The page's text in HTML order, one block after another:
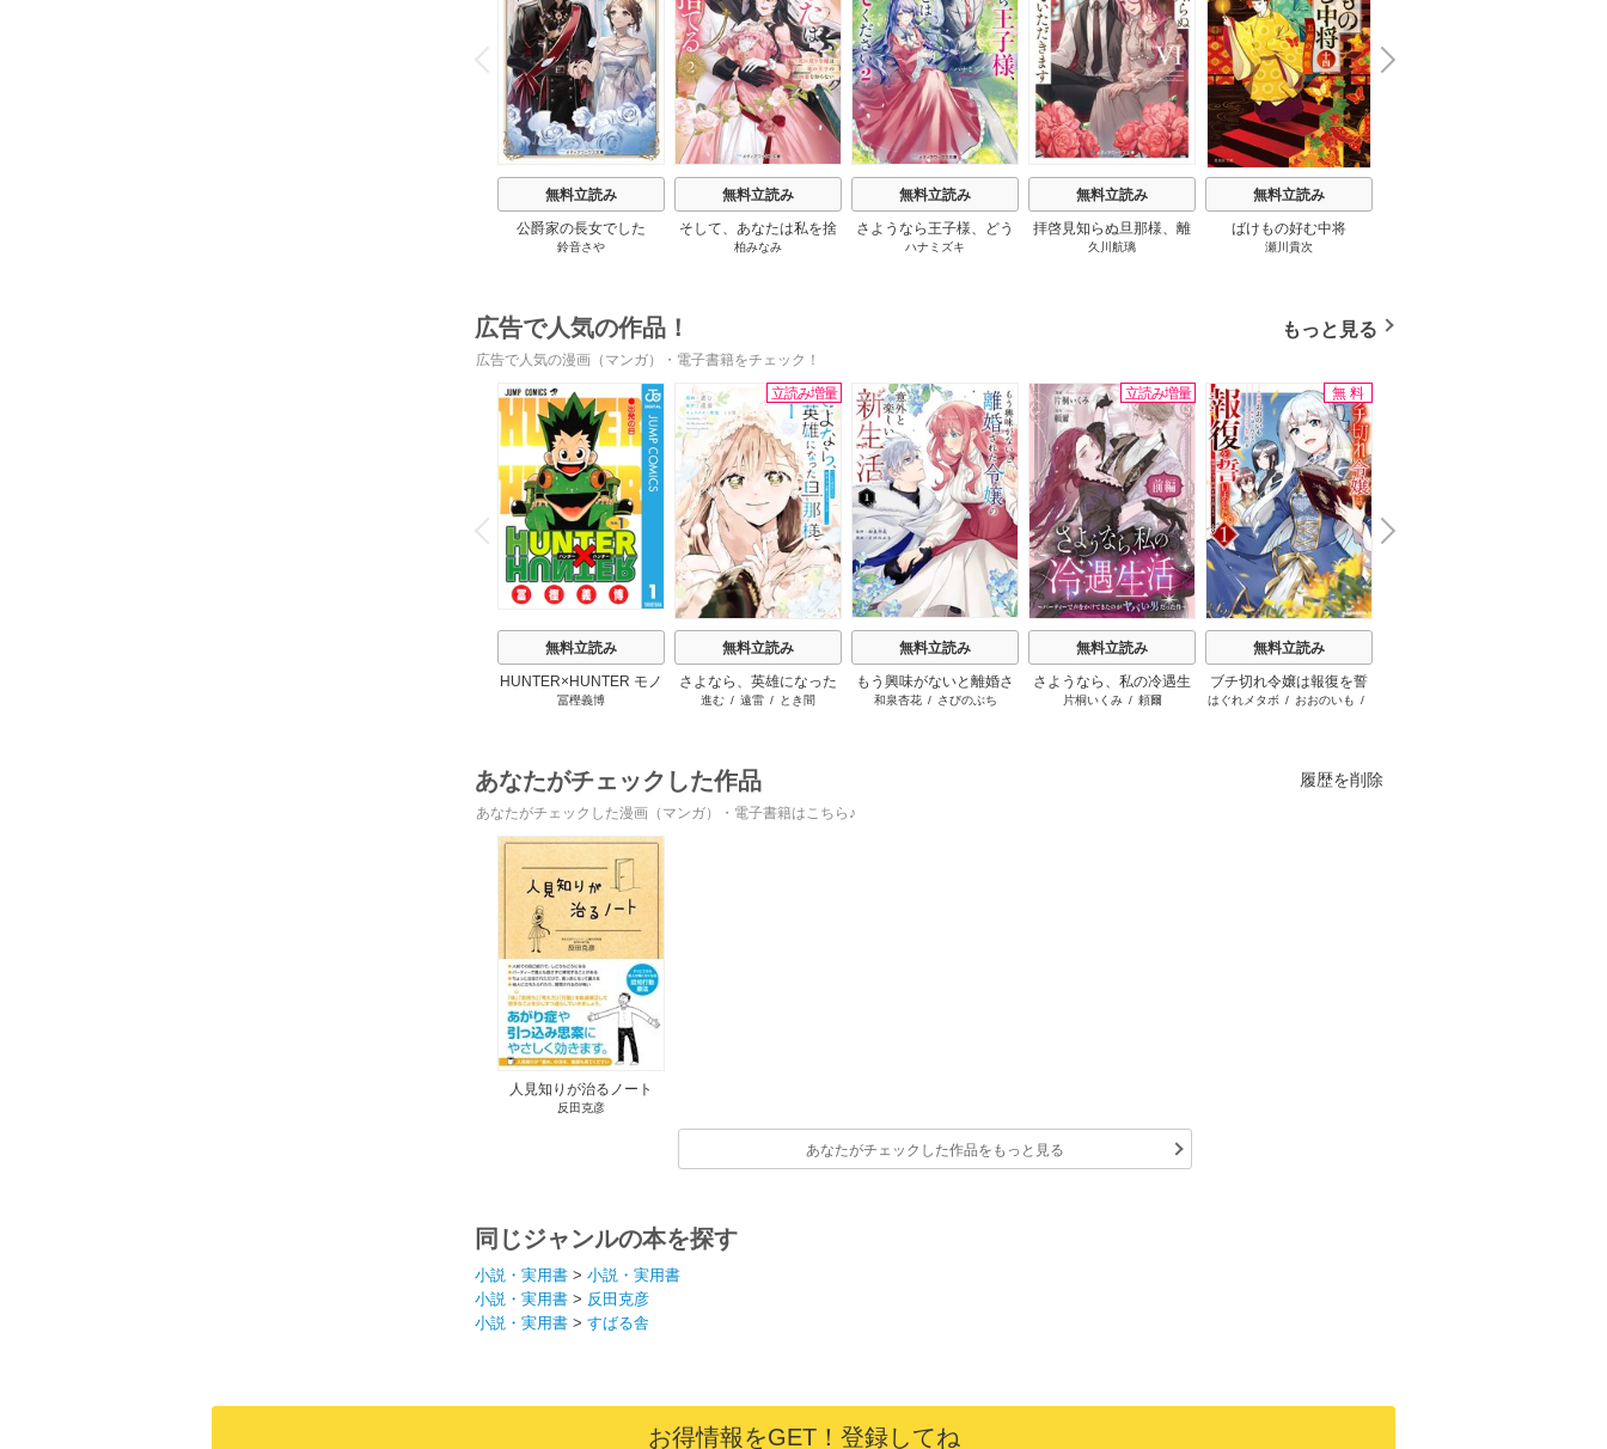
P
r
e
v
i
o
u
s
無料立読み
公爵家の長女でした
鈴音さや
無料立読み
そして、あなたは私を捨
てる
柏みなみ
無料立読み
さようなら王子様、どう
か私のことは忘れてくだ
ハナミズキ
無料立読み
拝啓見知らぬ旦那様、離
婚していただきます
久川航璃
無料立読み
ばけもの好む中将
瀬川貴次
N
e
x
t
広告で人気の作品！ もっと見る
広告で人気の漫画（マンガ）・電子書籍をチェック！
P
r
e
v
i
o
u
s
無料立読み
HUNTER×HUNTER モノ
クロ版
冨樫義博
立読み増量
無料立読み
さよなら、英雄になった
旦那様 ～ただ祈るだけ
進む / 遠雷 / とき間
無料立読み
もう興味がないと離婚さ
れた令嬢の意外と楽しい
和泉杏花/ さびのぶち
立読み増量
無料立読み
さようなら、私の冷遇生
活 ～パーティーで声をか
片桐いくみ/ 頼爾
無料
無料立読み
ブチ切れ令嬢は報復を誓
いました。
はぐれメタボ / おおのいも /
N
e
x
t
あなたがチェックした作品 履歴を削除
あなたがチェックした漫画（マンガ）・電子書籍はこちら♪
人見知りが治るノート
反田克彦
あなたがチェックした作品をもっと見る
同じジャンルの本を探す
小説・実用書 > 小説・実用書
小説・実用書 > 反田克彦
小説・実用書 > すばる舎
お得情報をGET！登録してね